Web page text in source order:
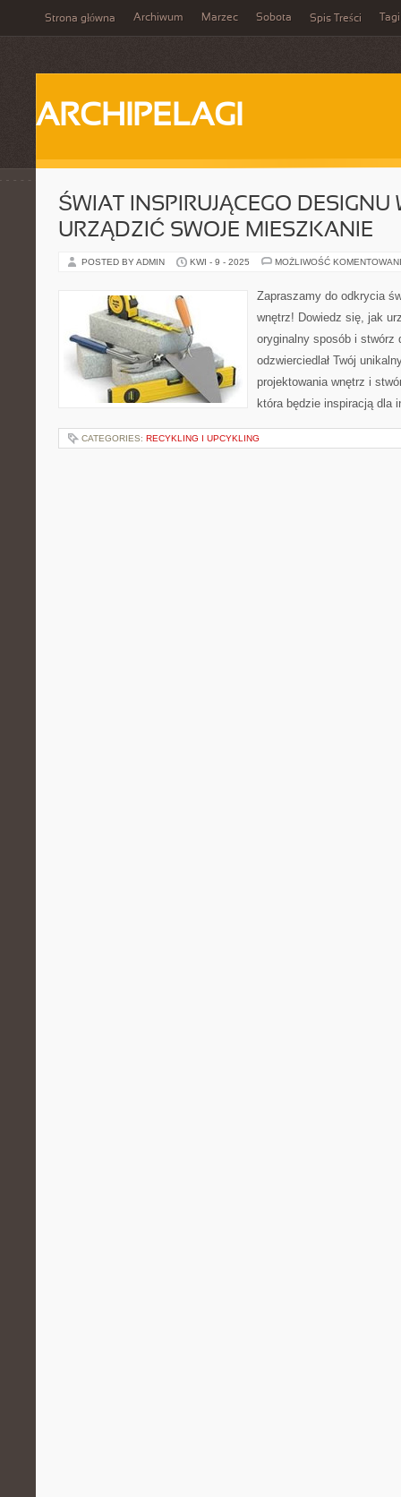
Strona główna Archiwum Marzec Sobota Spis Treści Tagi
ARCHIPELAGI
ŚWIAT INSPIRUJĄCEGO DESIGNU
URZĄDZIĆ SWOJE MIESZKANIE
POSTED BY ADMIN KWI - 9 - 2025 MOŻLIWOŚĆ
Zapraszamy do odkrycia
wnętrz! Dowiedz się, jak
oryginalny sposób i stwórz
odzwierciedlał Twój
projektowania wnętrz i
która będzie inspiracją dla
CATEGORIES: RECYKLING I UPCYKLING